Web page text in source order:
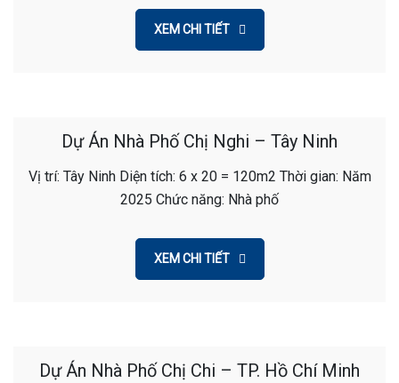
XEM CHI TIẾT
Dự Án Nhà Phố Chị Nghi – Tây Ninh
Vị trí: Tây Ninh Diện tích: 6 x 20 = 120m2 Thời gian: Năm
2025 Chức năng: Nhà phố
XEM CHI TIẾT
Dự Án Nhà Phố Chị Chi – TP. Hồ Chí Minh